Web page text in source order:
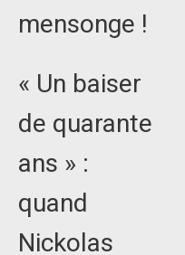
mensonge !
« Un baiser
de quarante
ans » :
quand
Nickolas